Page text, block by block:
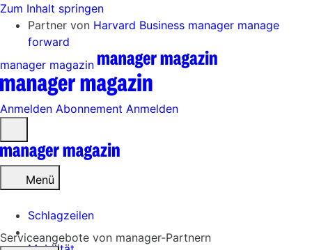
Zum Inhalt springen
Partner von Harvard Business manager manage
forward
manager magazin
Anmelden Abonnement Anmelden
öffnen
Menü
Schlagzeilen
Serviceangebote von manager-Partnern